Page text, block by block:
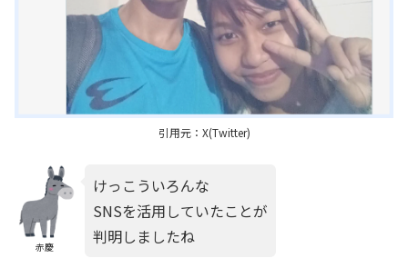
引用元：X(Twitter)
赤慶
けっこういろんな
SNSを活用していたことが
判明しましたね